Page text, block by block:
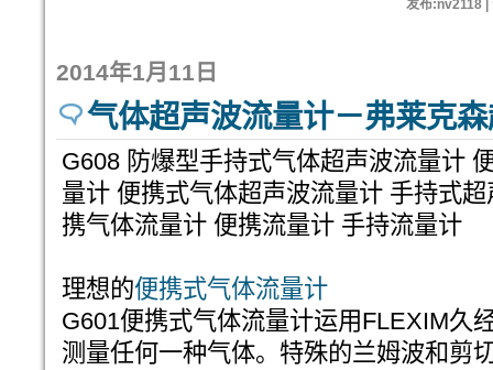
发布:nv2118 |
2014年1月11日
气体超声波流量计－弗莱克
G608 防爆型手持式气体超声波流量计
量计 便携式气体超声波流量计 手持式
携气体流量计 便携流量计 手持流量计
理想的便携式气体流量计
G601便携式气体流量计运用FLEXIM久
测量任何一种气体。特殊的兰姆波和剪